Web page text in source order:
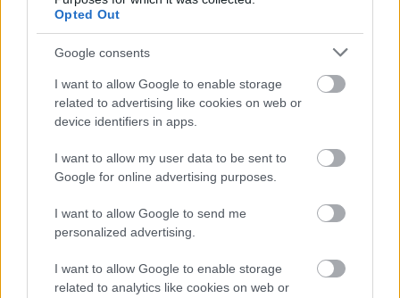
Opted Out
Google consents
I want to allow Google to enable storage
related to advertising like cookies on web or
device identifiers in apps.
I want to allow my user data to be sent to
Google for online advertising purposes.
I want to allow Google to send me
personalized advertising.
I want to allow Google to enable storage
related to analytics like cookies on web or